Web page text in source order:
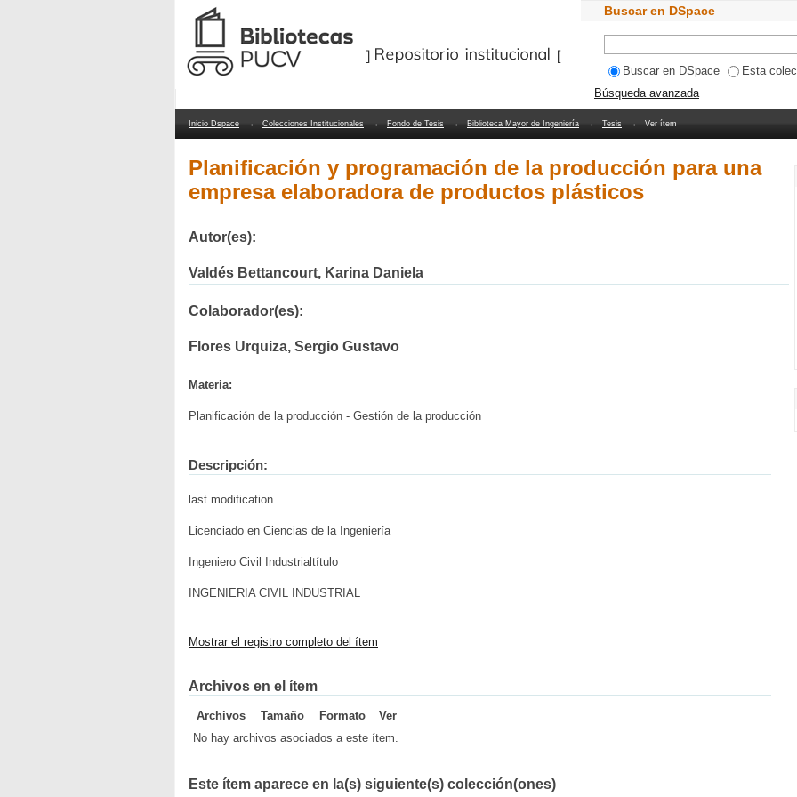
Planificación y programación de la producción para una
productos plásticos
Repositorio Dspace/Manakin Buscar en DSpace
Buscar en DSpace
Esta
Búsqueda avanzada
Inicio Dspace → Colecciones Institucionales → Fondo de Tesis → Biblioteca Mayor de Ingeniería → Tesis → Ver ítem
Planificación y programación de la producción para una
empresa elaboradora de productos plásticos
Autor(es):
Valdés Bettancourt, Karina Daniela
Colaborador(es):
Flores Urquiza, Sergio Gustavo
Materia:
Planificación de la producción - Gestión de la producción
Descripción:
last modification
Licenciado en Ciencias de la Ingeniería
Ingeniero Civil Industrialtítulo
INGENIERIA CIVIL INDUSTRIAL
Mostrar el registro completo del ítem
Archivos en el ítem
Archivos Tamaño Formato
Ver
No hay archivos asociados a este ítem.
Este ítem aparece en la(s) siguiente(s) colección(ones)